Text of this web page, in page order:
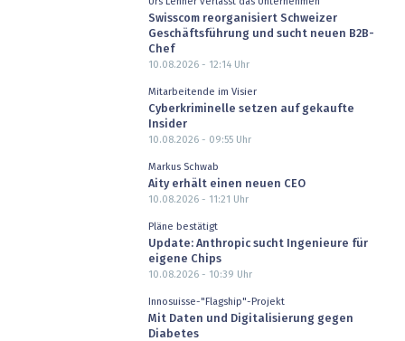
Swisscom reorganisiert Schweizer
Geschäftsführung und sucht neuen B2B-
Chef
10.08.2026 - 12:14Uhr
Mitarbeitende im Visier
Cyberkriminelle setzen auf gekaufte
Insider
10.08.2026 - 09:55Uhr
Markus Schwab
Aity erhält einen neuen CEO
10.08.2026 - 11:21 Uhr
Pläne bestätigt
Update: Anthropic sucht Ingenieure für
eigene Chips
10.08.2026 - 10:39 Uhr
Innosuisse-"Flagship"-Projekt
Mit Daten und Digitalisierung gegen
Diabetes